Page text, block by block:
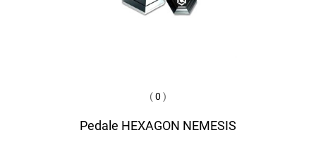
(0 )
Pedale HEXAGON NEMESIS